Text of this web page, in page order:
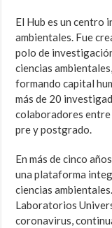
El Hub es un centro
ambientales. Fue
polo de
ciencias
formando capital
más de 20
colaboradores
pre y postgrado.
En más de cinco
una plataforma
ciencias
Laboratorios
coronavirus,